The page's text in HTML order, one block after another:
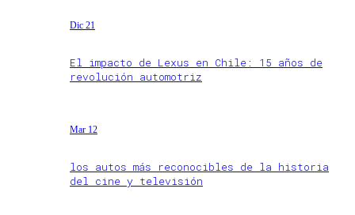
Dic 21
El impacto de Lexus en Chile: 15 años de
revolución automotriz
Mar 12
los autos más reconocibles de la historia
del cine y televisión